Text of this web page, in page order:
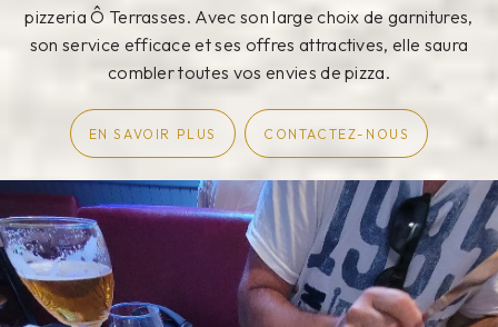
pizzeria Ô Terrasses. Avec son large choix de garnitures,
son service efficace et ses offres attractives, elle saura
combler toutes vos envies de pizza.
EN SAVOIR PLUS CONTACTEZ-NOUS